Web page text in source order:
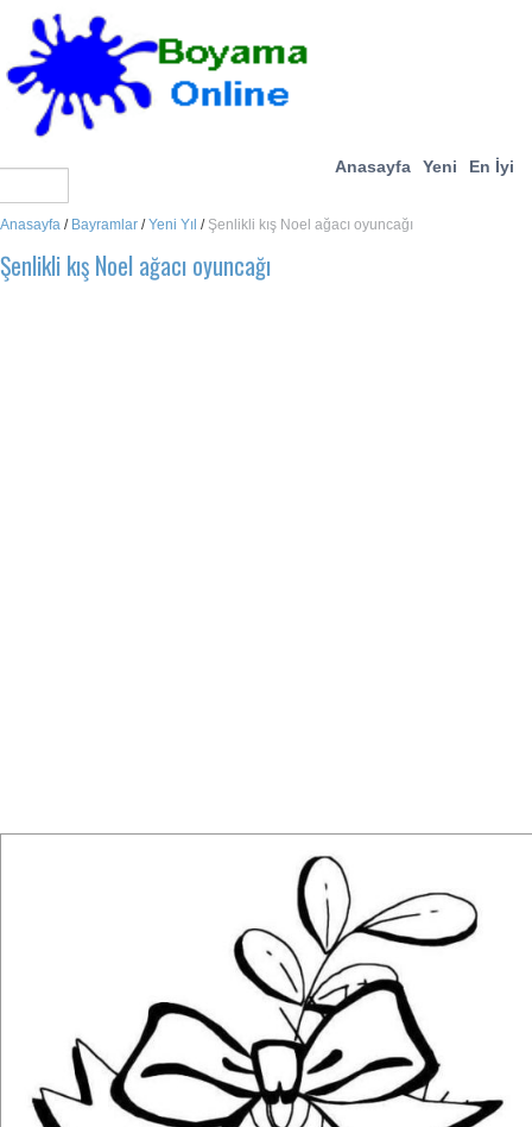
Anasayfa Yeni En İyi
Anasayfa / Bayramlar /Yeni Yıl / Şenlikli kış Noel ağacı oyuncağı
Şenlikli kış Noel ağacı oyuncağı